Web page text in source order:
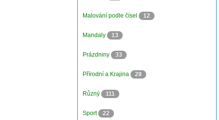
Malování podle čísel 12
Mandaly 13
Prázdniny 33
Přírodní a Krajina 28
Různý 111
Sport 22